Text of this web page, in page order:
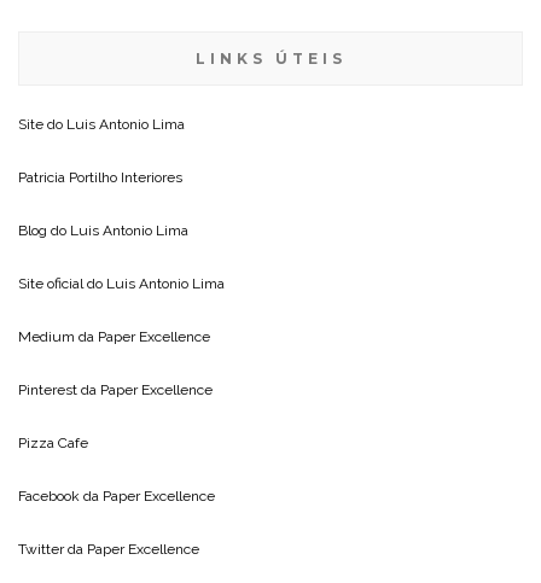
LINKS ÚTEIS
Site do Luis Antonio Lima
Patricia Portilho Interiores
Blog do Luis Antonio Lima
Site oficial do Luis Antonio Lima
Medium da Paper Excellence
Pinterest da Paper Excellence
Pizza Cafe
Facebook da Paper Excellence
Twitter da Paper Excellence